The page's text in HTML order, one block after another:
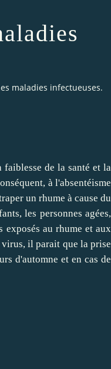
maladies infectueuses.
de la santé et la
à l'absentéisme
un rhume à cause du
les personnes agées,
exposés au rhume et aux
virus, il parait que la prise
d'automne et en cas de